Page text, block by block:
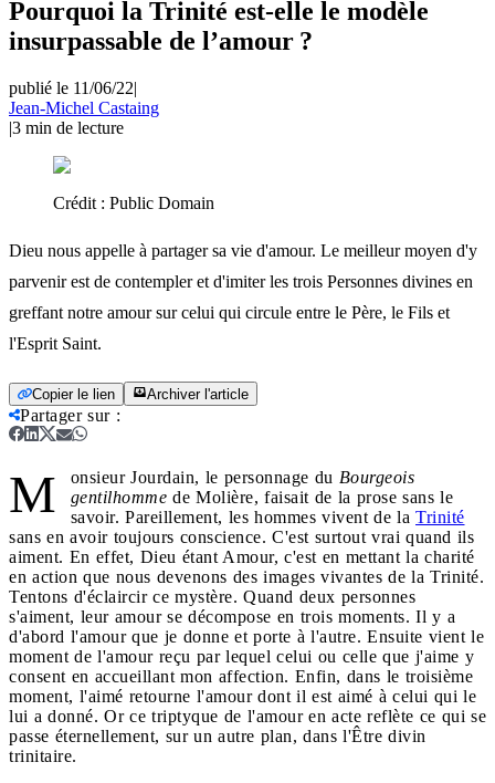
Pourquoi la Trinité est-elle le modèle
insurpassable de l’amour ?
publié le 11/06/22|
Jean-Michel Castaing
|3 min de lecture
Crédit : Public Domain
Dieu nous appelle à partager sa vie d'amour. Le meilleur moyen d'y
parvenir est de contempler et d'imiter les trois Personnes divines en
greffant notre amour sur celui qui circule entre le Père, le Fils et
l'Esprit Saint.
Copier le lien Archiver l'article
Partager sur:
M onsieur Jourdain, le personnage du Bourgeois
gentilhomme de Molière, faisait de la prose sans le
savoir. Pareillement, les hommes vivent de la Trinité
sans en avoir toujours conscience. C'est surtout vrai quand ils
aiment. En effet, Dieu étant Amour, c'est en mettant la charité
en action que nous devenons des images vivantes de la Trinité.
Tentons d'éclaircir ce mystère. Quand deux personnes
s'aiment, leur amour se décompose en trois moments. Il y a
d'abord l'amour que je donne et porte à l'autre. Ensuite vient le
moment de l'amour reçu par lequel celui ou celle que j'aime y
consent en accueillant mon affection. Enfin, dans le troisième
moment, l'aimé retourne l'amour dont il est aimé à celui qui le
lui a donné. Or ce triptyque de l'amour en acte reflète ce qui se
passe éternellement, sur un autre plan, dans l'Être divin
trinitaire.